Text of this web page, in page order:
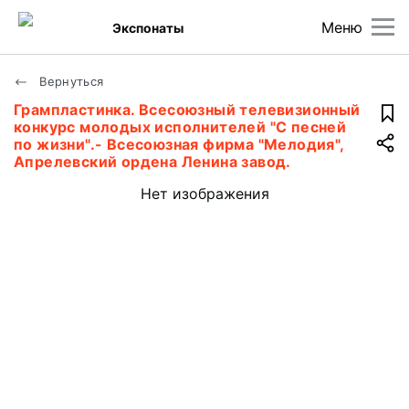
Меню
Экспонаты
Вернуться
Грампластинка. Всесоюзный телевизионный
конкурс молодых исполнителей "С песней
по жизни".- Всесоюзная фирма "Мелодия",
Апрелевский ордена Ленина завод.
Нет изображения